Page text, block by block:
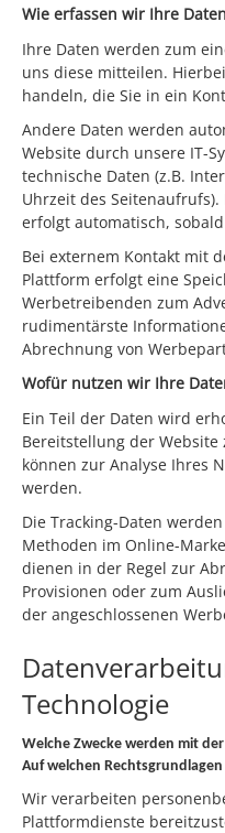
Wie erfassen wir Ihre
Ihre Daten werden zum
uns diese mitteilen.
handeln, die Sie in ein
Andere Daten werden
Website durch unsere IT-
technische Daten (z.B.
Uhrzeit des
erfolgt automatisch,
Bei externem Kontakt mit
Plattform erfolgt eine
Werbetreibenden zum
rudimentärste
Abrechnung von
Wofür nutzen wir Ihre
Ein Teil der Daten wird
Bereitstellung der
können zur Analyse Ihres
werden.
Die Tracking-Daten
Methoden im Online-
dienen in der Regel zur
Provisionen oder zum
der angeschlossenen
Technologie
Welche Zwecke werden mit
Auf welchen
Wir verarbeiten
Plattformdienste